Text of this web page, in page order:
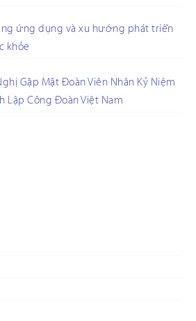
ứng dụng và xu hướng phát triển
khỏe
Gặp Mặt Đoàn Viên Nhân Kỷ Niệm
Lập Công Đoàn Việt Nam